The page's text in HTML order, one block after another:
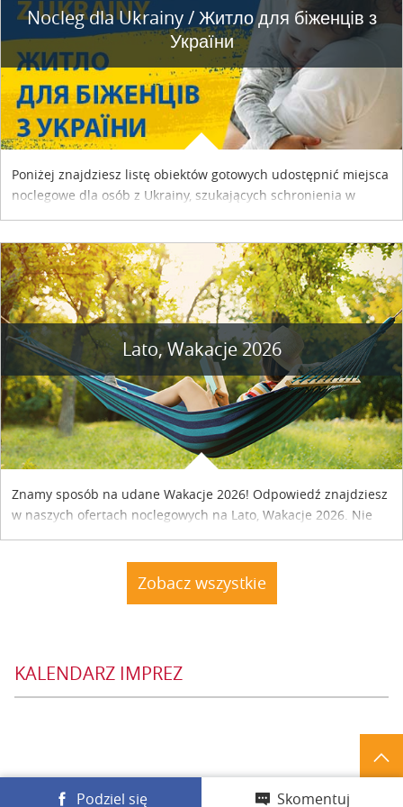
Nocleg dla Ukrainy / Житло для бiженцiв з
України
Poniżej znajdziesz listę obiektów gotowych udostępnić miejsca
noclegowe dla osób z Ukrainy, szukających schronienia w
Lato, Wakacje 2026
Znamy sposób na udane Wakacje 2026! Odpowiedź znajdziesz
w naszych ofertach noclegowych na Lato, Wakacje 2026. Nie
zwlekaj atrakcyjne noclegi czekają...
Zobacz wszystkie
KALENDARZ IMPREZ
Podziel się Skomentuj